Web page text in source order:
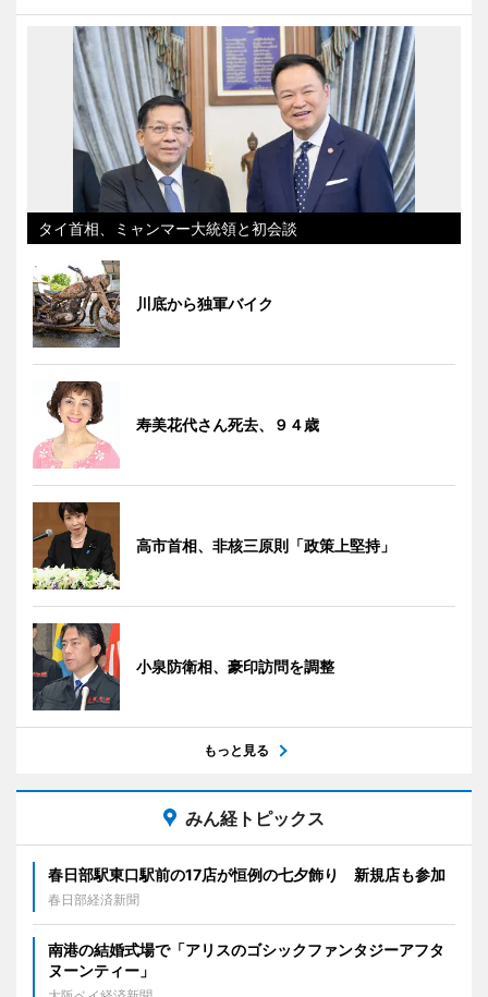
タイ首相、ミャンマー大統領と初会談
川底から独軍バイク
寿美花代さん死去、９４歳
高市首相、非核三原則「政策上堅持」
小泉防衛相、豪印訪問を調整
もっと見る
みん経トピックス
春日部駅東口駅前の17店が恒例の七夕飾り 新規店も参加
春日部経済新聞
南港の結婚式場で「アリスのゴシックファンタジーアフタ
ヌーンティー」